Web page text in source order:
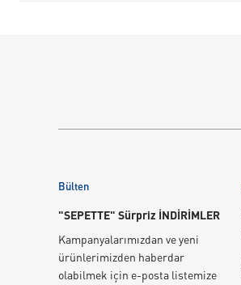
Bülten
"SEPETTE" Sürpriz İNDİRİMLER
Kampanyalarımızdan ve yeni
ürünlerimizden haberdar
olabilmek için e-posta listemize